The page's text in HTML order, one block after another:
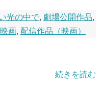
光の中で, 劇場公開作品,
画, 配信作品（映画）
続きを読む